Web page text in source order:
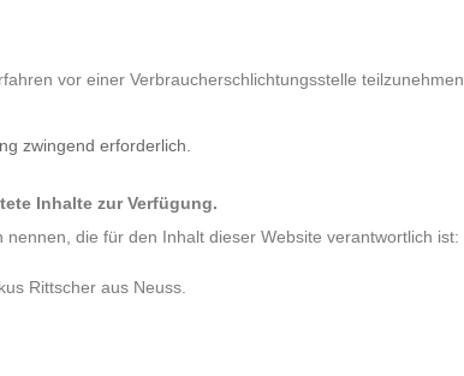
vor einer Verbraucherschlichtungsstelle teilzunehmen.
zwingend erforderlich.
Inhalte zur Verfügung.
die für den Inhalt dieser Website verantwortlich ist:
Rittscher aus Neuss.